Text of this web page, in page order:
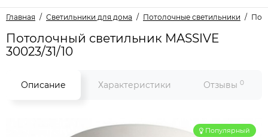
Главная Светильники для дома Потолочные светильники
Потолочный светильник MASSIVE
30023/31/10
Описание Характеристики Отзывы 0
Популярный